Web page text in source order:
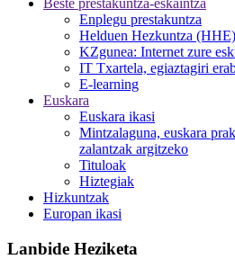
Enplegu prestakuntza
Helduen Hezkuntza (HHE)
KZgunea: Internet zure
IT Txartela, egiaztagiri
E-learning
Euskara
Euskara ikasi
Mintzalaguna, euskara
zalantzak argitzeko
Tituloak
Hiztegiak
Hizkuntzak
Europan ikasi
Lanbide Heziketa